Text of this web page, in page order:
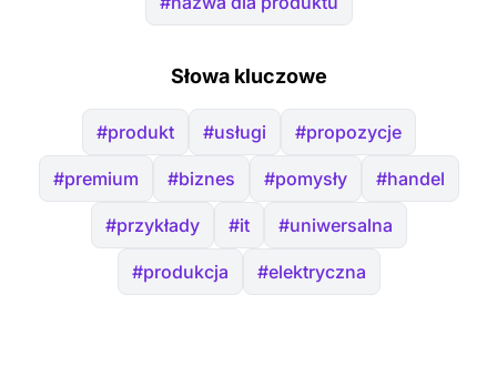
Słowa kluczowe
#produkt #usługi #propozycje
#premium #biznes #pomysły #handel
#przykłady #it #uniwersalna
#produkcja #elektryczna